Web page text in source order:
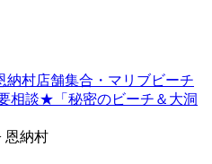
納村店舗集合・マリブビーチ
相談★「秘密のビーチ＆大洞
恩納村